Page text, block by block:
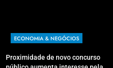
ECONOMIA & NEGÓCIOS
Proximidade de novo concurso